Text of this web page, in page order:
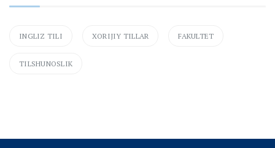
INGLIZ TILI XORIJIY TILLAR FAKULTET
TILSHUNOSLIK